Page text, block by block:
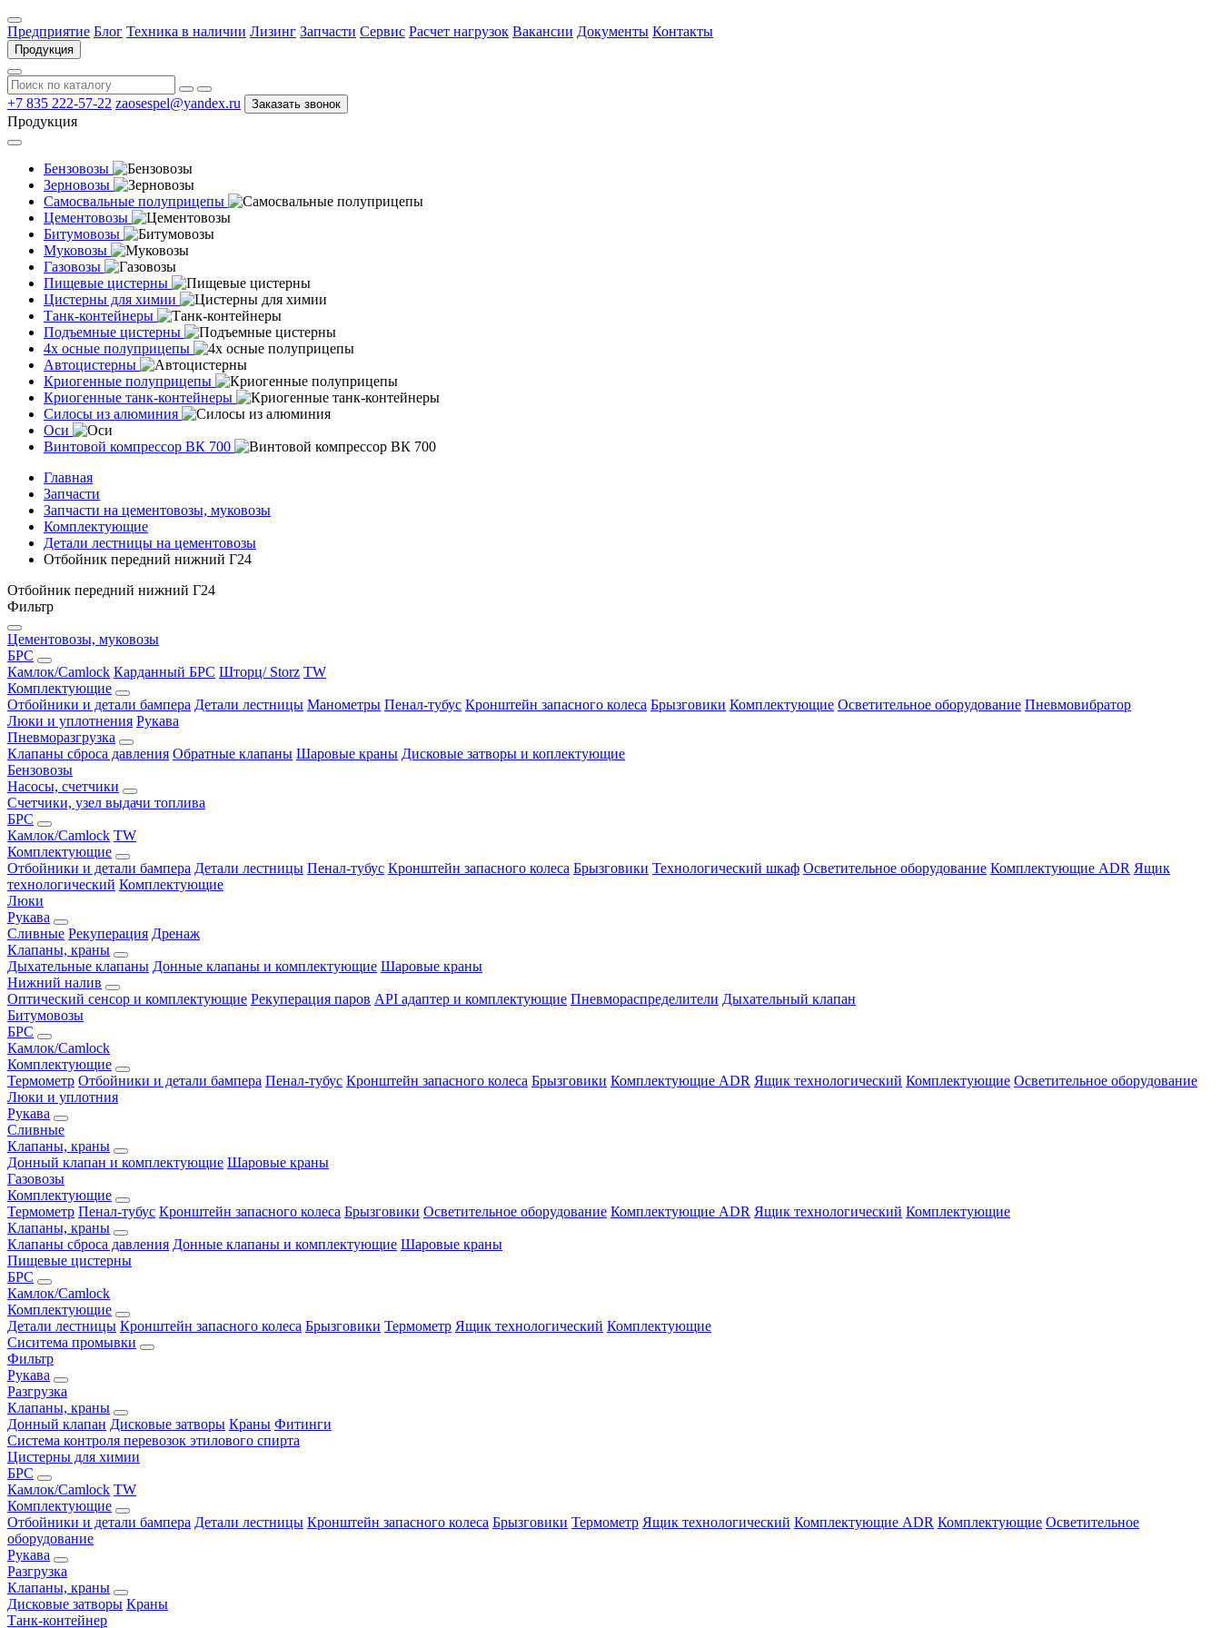
Предприятие Блог Техника в наличии Лизинг Запчасти Сервис Расчет нагрузок Вакансии Документы Контакты
Продукция
+7 835 222-57-22 zaosespel@yandex.ru Заказать звонок
Продукция
Бензовозы
Зерновозы
Самосвальные полуприцепы
Цементовозы
Битумовозы
Муковозы
Газовозы
Пищевые цистерны
Цистерны для химии
Танк-контейнеры
Подъемные цистерны
4х осные полуприцепы
Автоцистерны
Криогенные полуприцепы
Криогенные танк-контейнеры
Силосы из алюминия
Оси
Винтовой компрессор ВК 700
Главная
Запчасти
Запчасти на цементовозы, муковозы
Комплектующие
Детали лестницы на цементовозы
Отбойник передний нижний Г24
Отбойник передний нижний Г24
Фильтр
Цементовозы, муковозы
БРС
Камлок/Camlock Карданный БРС Шторц/ Storz TW
Комплектующие
Отбойники и детали бампера Детали лестницы Манометры Пенал-тубус Кронштейн запасного колеса Брызговики Комплектующие Осветительное оборудование Пневмовибратор
Люки и уплотнения Рукава
Пневморазгрузка
Клапаны сброса давления Обратные клапаны Шаровые краны Дисковые затворы и коплектующие
Бензовозы
Насосы, счетчики
Счетчики, узел выдачи топлива
БРС
Камлок/Camlock TW
Комплектующие
Отбойники и детали бампера Детали лестницы Пенал-тубус Кронштейн запасного колеса Брызговики Технологический шкаф Осветительное оборудование Комплектующие ADR Ящик
технологический Комплектующие
Люки
Рукава
Сливные Рекуперация Дренаж
Клапаны, краны
Дыхательные клапаны Донные клапаны и комплектующие Шаровые краны
Нижний налив
Оптический сенсор и комплектующие Рекуперация паров API адаптер и комплектующие Пневмораспределители Дыхательный клапан
Битумовозы
БРС
Камлок/Camlock
Комплектующие
Термометр Отбойники и детали бампера Пенал-тубус Кронштейн запасного колеса Брызговики Комплектующие ADR Ящик технологический Комплектующие Осветительное оборудование
Люки и уплотния
Рукава
Сливные
Клапаны, краны
Донный клапан и комплектующие Шаровые краны
Газовозы
Комплектующие
Термометр Пенал-тубус Кронштейн запасного колеса Брызговики Осветительное оборудование Комплектующие ADR Ящик технологический Комплектующие
Клапаны, краны
Клапаны сброса давления Донные клапаны и комплектующие Шаровые краны
Пищевые цистерны
БРС
Камлок/Camlock
Комплектующие
Детали лестницы Кронштейн запасного колеса Брызговики Термометр Ящик технологический Комплектующие
Сиситема промывки
Фильтр
Рукава
Разгрузка
Клапаны, краны
Донный клапан Дисковые затворы Краны Фитинги
Система контроля перевозок этилового спирта
Цистерны для химии
БРС
Камлок/Camlock TW
Комплектующие
Отбойники и детали бампера Детали лестницы Кронштейн запасного колеса Брызговики Термометр Ящик технологический Комплектующие ADR Комплектующие Осветительное
оборудование
Рукава
Разгрузка
Клапаны, краны
Дисковые затворы Краны
Танк-контейнер